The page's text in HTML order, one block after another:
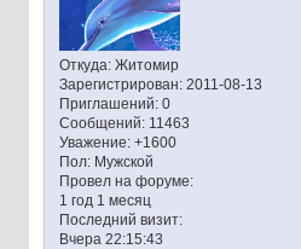
Откуда:Житомир
Зарегистрирован: 2011-08-13
Приглашений:0
Сообщений:11463
Уважение: +1600
Пол:Мужской
Провел на форуме:
1 год 1 месяц
Последний визит:
Вчера 22:15:43